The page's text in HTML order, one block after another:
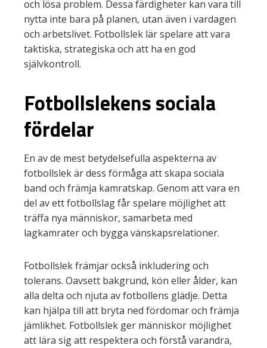
och lösa problem. Dessa färdigheter kan vara till
nytta inte bara på planen, utan även i vardagen
och arbetslivet. Fotbollslek lär spelare att vara
taktiska, strategiska och att ha en god
självkontroll.
Fotbollslekens sociala
fördelar
En av de mest betydelsefulla aspekterna av
fotbollslek är dess förmåga att skapa sociala
band och främja kamratskap. Genom att vara en
del av ett fotbollslag får spelare möjlighet att
träffa nya människor, samarbeta med
lagkamrater och bygga vänskapsrelationer.
Fotbollslek främjar också inkludering och
tolerans. Oavsett bakgrund, kön eller ålder, kan
alla delta och njuta av fotbollens glädje. Detta
kan hjälpa till att bryta ned fördomar och främja
jämlikhet. Fotbollslek ger människor möjlighet
att lära sig att respektera och förstå varandra,